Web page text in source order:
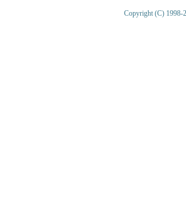
Copyright (C) 1998-